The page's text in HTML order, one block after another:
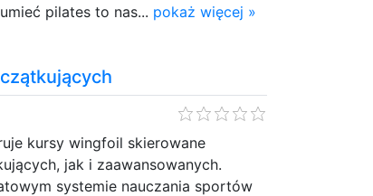
pilates to nas... pokaż więcej »
kursy wingfoil skierowane
jak i zaawansowanych.
systemie nauczania sportów